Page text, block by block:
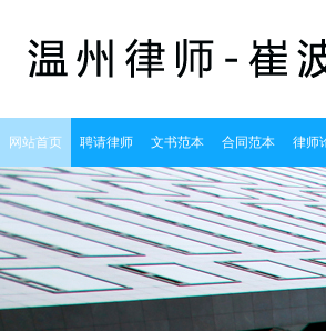
网站首页 聘请律师 文书范本 合同范本 律师